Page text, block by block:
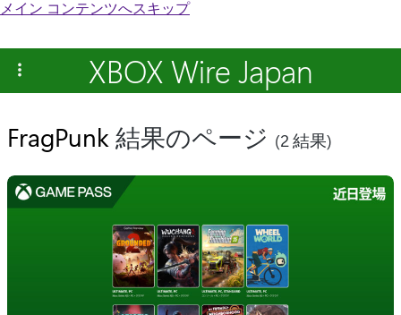
メイン コンテンツへスキップ
XBOX Wire Japan
FragPunk 結果のページ (2 結果)